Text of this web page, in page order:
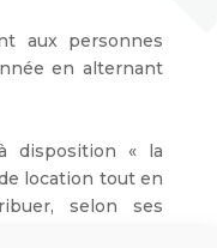
aux personnes
en alternant
disposition « la
location tout en
selon ses